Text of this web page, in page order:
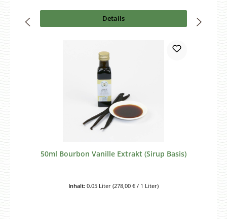
Details
50ml Bourbon Vanille Extrakt (Sirup Basis)
Inhalt: 0.05 Liter (278,00 € / 1 Liter)